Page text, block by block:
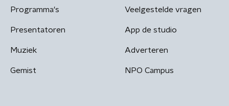
Programma's
Presentatoren
Muziek
Gemist
Veelgestelde vragen
App de studio
Adverteren
NPO Campus